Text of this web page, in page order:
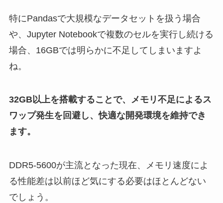
特にPandasで大規模なデータセットを扱う場合
や、Jupyter Notebookで複数のセルを実行し続ける
場合、16GBでは明らかに不足してしまいますよ
ね。
32GB以上を搭載することで、メモリ不足によるス
ワップ発生を回避し、快適な開発環境を維持でき
ます。
DDR5-5600が主流となった現在、メモリ速度によ
る性能差は以前ほど気にする必要はほとんどない
でしょう。